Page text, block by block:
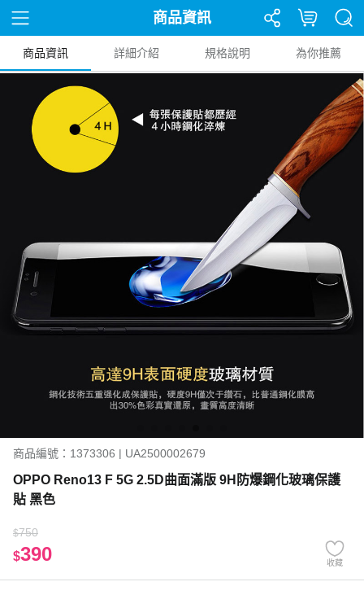
商品資訊
商品資訊 詳細介紹 規格說明 為你推薦
商品編號：1373306 | UA2500002679
OPPO Reno13 F 5G 2.5D曲面滿版 9H防爆鋼化玻璃保護
貼 黑色
$750
$390 收藏